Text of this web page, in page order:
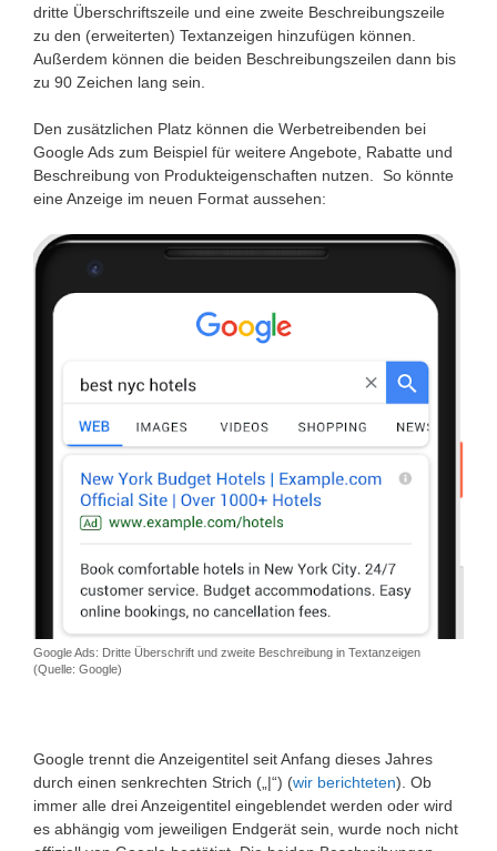
dritte Überschriftszeile und eine zweite Beschreibungszeile
zu den (erweiterten) Textanzeigen hinzufügen können.
Außerdem können die beiden Beschreibungszeilen dann bis
zu 90 Zeichen lang sein.
Den zusätzlichen Platz können die Werbetreibenden bei
Google Ads zum Beispiel für weitere Angebote, Rabatte und
Beschreibung von Produkteigenschaften nutzen. So könnte
eine Anzeige im neuen Format aussehen:
Google Ads: Dritte Überschrift und zweite Beschreibung in Textanzeigen
(Quelle: Google)
Google trennt die Anzeigentitel seit Anfang dieses Jahres
durch einen senkrechten Strich („|“) (wir berichteten). Ob
immer alle drei Anzeigentitel eingeblendet werden oder wird
es abhängig vom jeweiligen Endgerät sein, wurde noch nicht